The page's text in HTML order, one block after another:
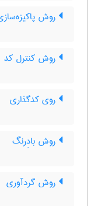
روش
روش کنترل کد
روی کدگذاری
روش بادِرنگ
روش گردآوری